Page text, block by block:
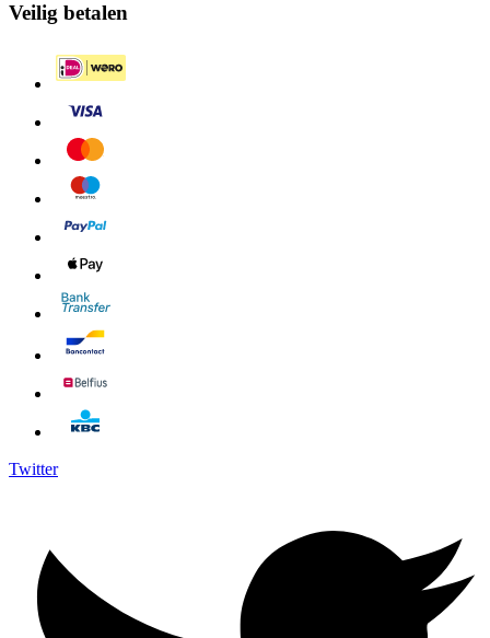
Veilig betalen
Twitter